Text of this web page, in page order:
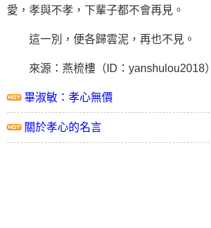
愛，孝與不孝，下輩子都不會再見。
這一別，便各歸雲泥，再也不見。
來源：燕梳樓（ID：yanshulou2018）
畢淑敏：孝心無價
關於孝心的名言